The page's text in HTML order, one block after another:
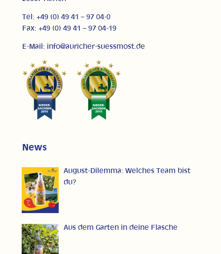
Tel: +49 (0) 49 41 – 97 04-0
Fax: +49 (0) 49 41 – 97 04-19
E-Mail: info@auricher-suessmost.de
News
August-Dilemma: Welches Team bist
du?
Aus dem Garten in deine Flasche